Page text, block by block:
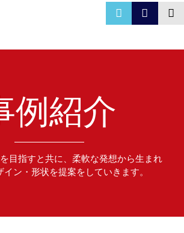
例紹介
目指すと共に、柔軟な発想から生まれ
イン・形状を提案をしていきます。